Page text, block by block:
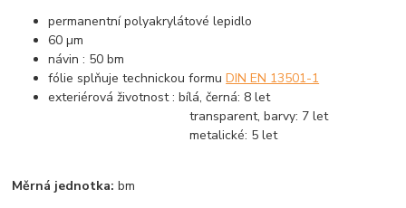
permanentní polyakrylátové lepidlo
60 µm
návin : 50 bm
fólie splňuje technickou formuDIN EN 13501-1
exteriérová životnost : bílá, černá: 8 let
transparent, barvy: 7 let
metalické: 5 let
Měrná jednotka: bm